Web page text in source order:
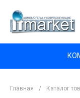
Главная / Каталог